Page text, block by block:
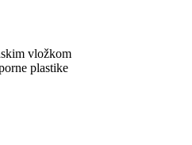
vložkom
plastike